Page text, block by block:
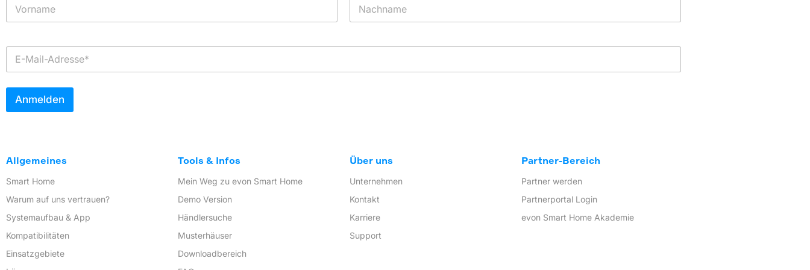
m
*
E
M
a
l
Anmelden
Allgemeines
Smart Home
Warum auf uns vertrauen?
Systemaufbau & App
Kompatibilitäten
Einsatzgebiete
Tools & Infos
Mein Weg zu evon Smart Home
Demo Version
Händlersuche
Musterhäuser
Downloadbereich
Über uns
Unternehmen
Kontakt
Karriere
Support
Partner-Bereich
Partner werden
Partnerportal Login
evon Smart Home Akademie